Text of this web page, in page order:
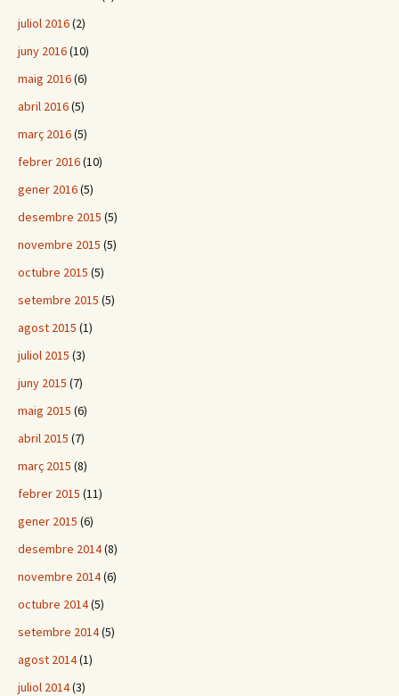
juliol 2016(2)
juny 2016(10)
maig 2016(6)
abril 2016(5)
març 2016(5)
febrer 2016(10)
gener 2016(5)
desembre 2015 (5)
novembre 2015 (5)
octubre 2015 (5)
setembre 2015 (5)
agost 2015 (1)
juliol 2015 (3)
juny 2015 (7)
maig 2015 (6)
abril 2015 (7)
març 2015 (8)
febrer 2015 (11)
gener 2015 (6)
desembre 2014(8)
novembre 2014(6)
octubre 2014(5)
setembre 2014(5)
agost 2014(1)
juliol 2014(3)